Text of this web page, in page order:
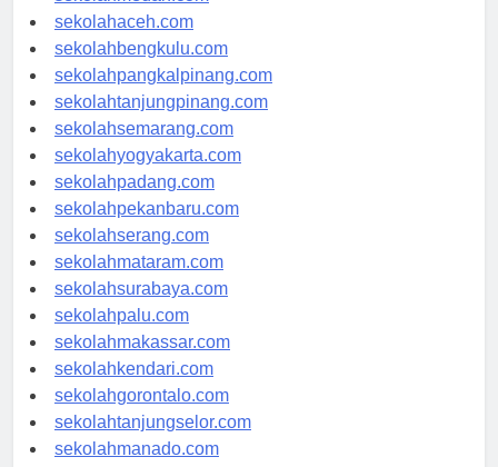
sekolahmedan.com
sekolahaceh.com
sekolahbengkulu.com
sekolahpangkalpinang.com
sekolahtanjungpinang.com
sekolahsemarang.com
sekolahyogyakarta.com
sekolahpadang.com
sekolahpekanbaru.com
sekolahserang.com
sekolahmataram.com
sekolahsurabaya.com
sekolahpalu.com
sekolahmakassar.com
sekolahkendari.com
sekolahgorontalo.com
sekolahtanjungselor.com